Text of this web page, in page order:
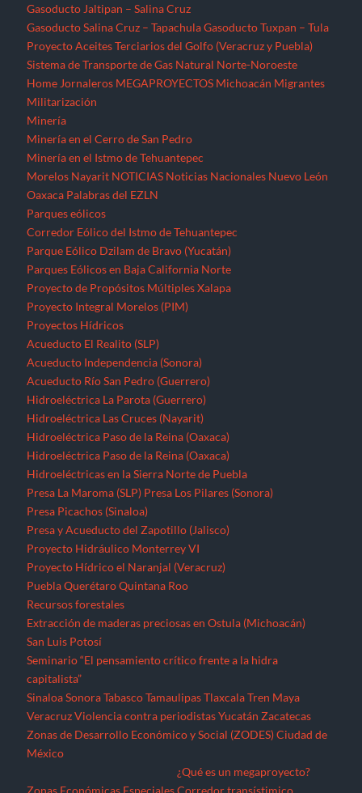
Gasoducto Jaltipan – Salina Cruz
Gasoducto Salina Cruz – Tapachula Gasoducto Tuxpan – Tula
Proyecto Aceites Terciarios del Golfo (Veracruz y Puebla)
Sistema de Transporte de Gas Natural Norte-Noroeste
Home Jornaleros MEGAPROYECTOS Michoacán Migrantes
Militarización
Minería
Minería en el Cerro de San Pedro
Minería en el Istmo de Tehuantepec
Morelos Nayarit NOTICIAS Noticias Nacionales Nuevo León
Oaxaca Palabras del EZLN
Parques eólicos
Corredor Eólico del Istmo de Tehuantepec
Parque Eólico Dzilam de Bravo (Yucatán)
Parques Eólicos en Baja California Norte
Proyecto de Propósitos Múltiples Xalapa
Proyecto Integral Morelos (PIM)
Proyectos Hídricos
Acueducto El Realito (SLP)
Acueducto Independencia (Sonora)
Acueducto Río San Pedro (Guerrero)
Hidroeléctrica La Parota (Guerrero)
Hidroeléctrica Las Cruces (Nayarit)
Hidroeléctrica Paso de la Reina (Oaxaca)
Hidroeléctrica Paso de la Reina (Oaxaca)
Hidroeléctricas en la Sierra Norte de Puebla
Presa La Maroma (SLP) Presa Los Pilares (Sonora)
Presa Picachos (Sinaloa)
Presa y Acueducto del Zapotillo (Jalisco)
Proyecto Hidráulico Monterrey VI
Proyecto Hídrico el Naranjal (Veracruz)
Puebla Querétaro Quintana Roo
Recursos forestales
Extracción de maderas preciosas en Ostula (Michoacán)
San Luis Potosí
Seminario “El pensamiento crítico frente a la hidra
capitalista”
Sinaloa Sonora Tabasco Tamaulipas Tlaxcala Tren Maya
Veracruz Violencia contra periodistas Yucatán Zacatecas
Zonas de Desarrollo Económico y Social (ZODES) Ciudad de
México
Zonas Económicas Especiales
¿Qué es un megaproyecto?
Corredor transístimico